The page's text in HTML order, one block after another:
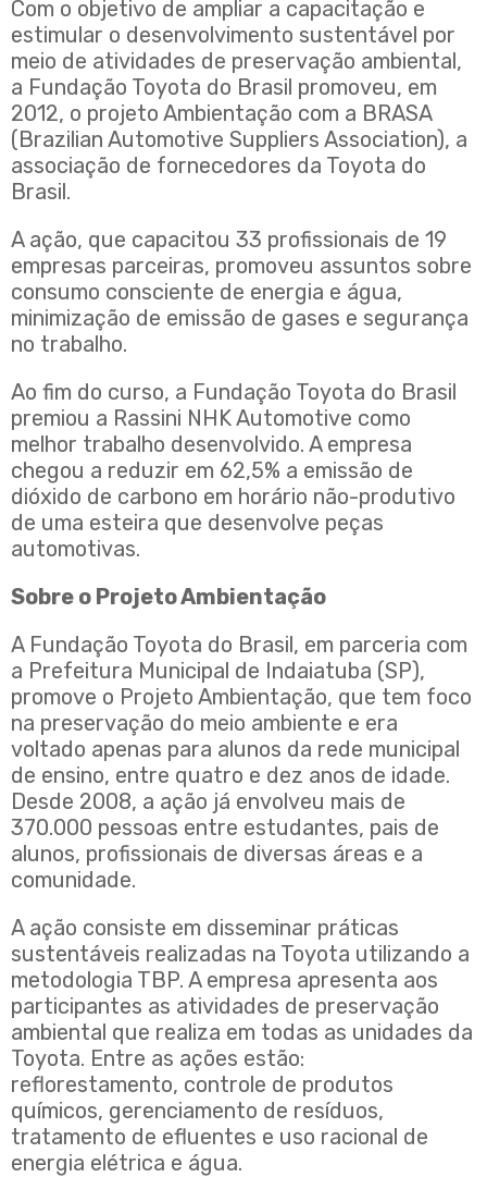
Com o objetivo de ampliar a capacitação e
estimular o desenvolvimento sustentável por
meio de atividades de preservação ambiental,
a Fundação Toyota do Brasil promoveu, em
2012, o projeto Ambientação com a BRASA
(Brazilian Automotive Suppliers Association), a
associação de fornecedores da Toyota do
Brasil.
A ação, que capacitou 33 profissionais de 19
empresas parceiras, promoveu assuntos sobre
consumo consciente de energia e água,
minimização de emissão de gases e segurança
no trabalho.
Ao fim do curso, a Fundação Toyota do Brasil
premiou a Rassini NHK Automotive como
melhor trabalho desenvolvido. A empresa
chegou a reduzir em 62,5% a emissão de
dióxido de carbono em horário não-produtivo
de uma esteira que desenvolve peças
automotivas.
Sobre o Projeto Ambientação
A Fundação Toyota do Brasil, em parceria com
a Prefeitura Municipal de Indaiatuba (SP),
promove o Projeto Ambientação, que tem foco
na preservação do meio ambiente e era
voltado apenas para alunos da rede municipal
de ensino, entre quatro e dez anos de idade.
Desde 2008, a ação já envolveu mais de
370.000 pessoas entre estudantes, pais de
alunos, profissionais de diversas áreas e a
comunidade.
A ação consiste em disseminar práticas
sustentáveis realizadas na Toyota utilizando a
metodologia TBP. A empresa apresenta aos
participantes as atividades de preservação
ambiental que realiza em todas as unidades da
Toyota. Entre as ações estão:
reflorestamento, controle de produtos
químicos, gerenciamento de resíduos,
tratamento de efluentes e uso racional de
energia elétrica e água.